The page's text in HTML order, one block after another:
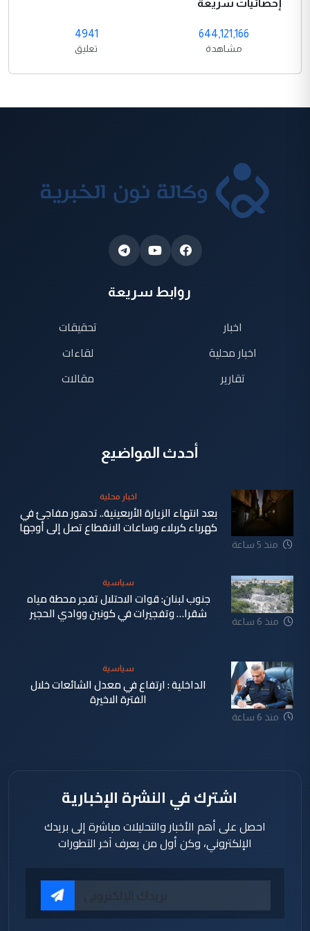
إحصائيات سريعة
644,121,166
مشاهدة
4941
تعليق
روابط سريعة
اخبار
اخبار محلية
تقارير
تحقيقات
لقاءات
مقالات
أحدث المواضيع
منذ 5 ساعة
اخبار محلية
بعد انتهاء الزيارة الأربعينية.. تدهور مفاجئ في
كهرباء كربلاء وساعات الانقطاع تصل إلى أوجها
منذ 6 ساعة
سياسية
جنوب لبنان: قوات الاحتلال تفجر محطة مياه
شقرا… وتفجيرات في كونين ووادي الحجير
منذ 6 ساعة
سياسية
الداخلية : ارتفاع في معدل الشائعات خلال
الفترة الاخيرة
اشترك في النشرة الإخبارية
احصل على أهم الأخبار والتحليلات مباشرة إلى بريدك
الإلكتروني، وكن أول من يعرف آخر التطورات